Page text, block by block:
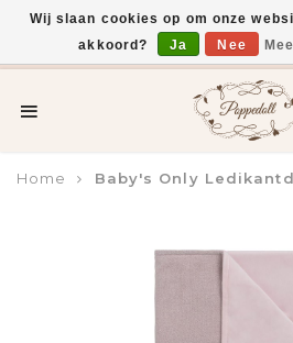
Voor 15:00 uur besteld,
Home Baby's Only Ledikantdeken
Wij slaan cookies op om onze
akkoord?
Ja Nee